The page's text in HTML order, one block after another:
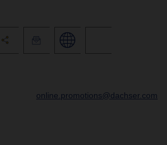
online.promotions@dachser.com